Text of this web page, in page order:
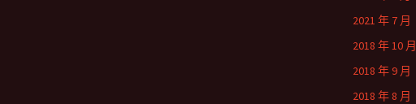
2021 年 7 月
2018 年 10 月
2018 年 9 月
2018 年 8 月